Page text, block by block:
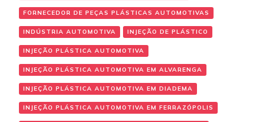
FORNECEDOR DE PEÇAS PLÁSTICAS AUTOMOTIVAS
INDÚSTRIA AUTOMOTIVA INJEÇÃO DE PLÁSTICO
INJEÇÃO PLÁSTICA AUTOMOTIVA
INJEÇÃO PLÁSTICA AUTOMOTIVA EM ALVARENGA
INJEÇÃO PLÁSTICA AUTOMOTIVA EM DIADEMA
INJEÇÃO PLÁSTICA AUTOMOTIVA EM FERRAZÓPOLIS